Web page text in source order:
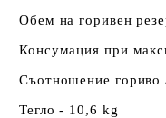
Обем на горивен
Консумация при
Съотношение гориво
Тегло - 10,6 kg